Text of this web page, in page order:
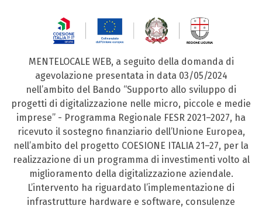
MENTELOCALE WEB, a seguito della domanda di
agevolazione presentata in data 03/05/2024
nell’ambito del Bando “Supporto allo sviluppo di
progetti di digitalizzazione nelle micro, piccole e medie
imprese” - Programma Regionale FESR 2021–2027, ha
ricevuto il sostegno finanziario dell’Unione Europea,
nell’ambito del progetto COESIONE ITALIA 21–27, per la
realizzazione di un programma di investimenti volto al
miglioramento della digitalizzazione aziendale.
L’intervento ha riguardato l’implementazione di
infrastrutture hardware e software, consulenze